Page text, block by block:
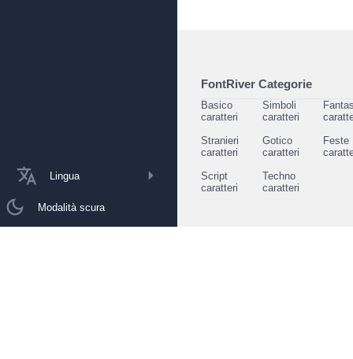
Lingua
Modalità scura
FontRiver Categorie
Basico
caratteri
Simboli
caratteri
Stranieri
caratteri
Gotico
caratteri
Feste
Script
caratteri
Techno
caratteri